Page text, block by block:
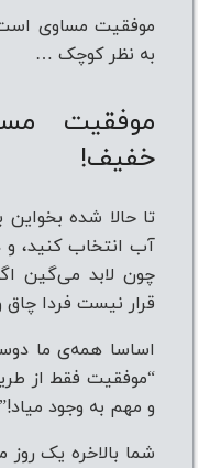
موفقیت مساوی است
به نظر کوچک …
موفقیت
خفیف!
تا حالا شده
آب انتخاب کنید، و
چون لابد ‌می‌گین
قرار نیست فردا
اساسا همه‌ی ما
“موفقیت فقط از
و مهم به‌ وجود میاد!”
شما بالاخره یک